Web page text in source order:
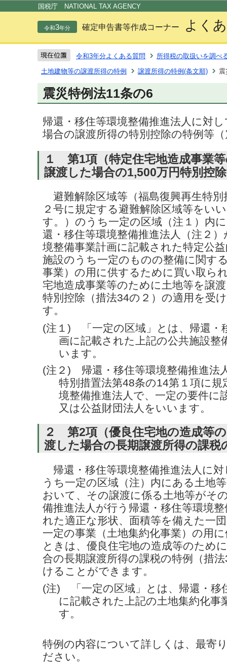
国税庁 NATIONAL TAX AGENCY
令和3年分 確定申告書等作成コーナー よく
令和3年分よくある質問
所得税の取扱いを調べ
土地建物等の譲渡所得の特例
譲渡所得の特例(条文順)
震災特例法11条の6
帰還・移住等環境整備推進法人に対
場合の譲渡所得の特別控除の特例等
１ 第1項（特定住宅地造成事業
譲渡した場合の1,500万円特別控
避難解除区域等（福島復興再生特別
２号に規定する避難解除区域等をい
す。）のうち一定の区域（注１）内
還 ・移住等環境整備推進法人（注２
境整備事業計画に記載された特定公
施設のうち一定のものの整備に関す
事業）の用に供するために買い取ら
宅地造成事業等のために土地等を譲
特別控除（措法34の２）の適用を受
す。
(注１) 「一定の区域」とは、帰還 ・
画に記載された上記の公共施設整
います。
(注２) 帰還 ・移住等環境整備推進法
特別措置法第48条の14第１項に規
境整備推進法人で、一定の要件に
又は公益財団法人をいいます。
２ 第2項（優良住宅地の造成等
渡した場合の長期譲渡所得の課税
帰還 ・移住等環境整備推進法人に
うち一定の区域（注）内にある土地
おいて、その譲渡に係る土地等がそ
備推進法人が行う帰還 ・移住等環境
れた適正な形状、面積等を備えた一
一定の事業（土地集約化事業）の用
ときは、優良住宅地の造成等のため
合の長期譲渡所得の課税の特例（措
けることができます。
(注) 「一定の区域」とは、帰還 ・移
に記載された上記の土地集約化事
す。
特例の内容について詳しくは、最寄
ださい。